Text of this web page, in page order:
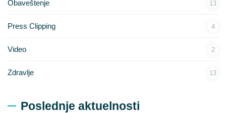
Obaveštenje 13
Press Clipping 4
Video 2
Zdravlje 13
Poslednje aktuelnosti